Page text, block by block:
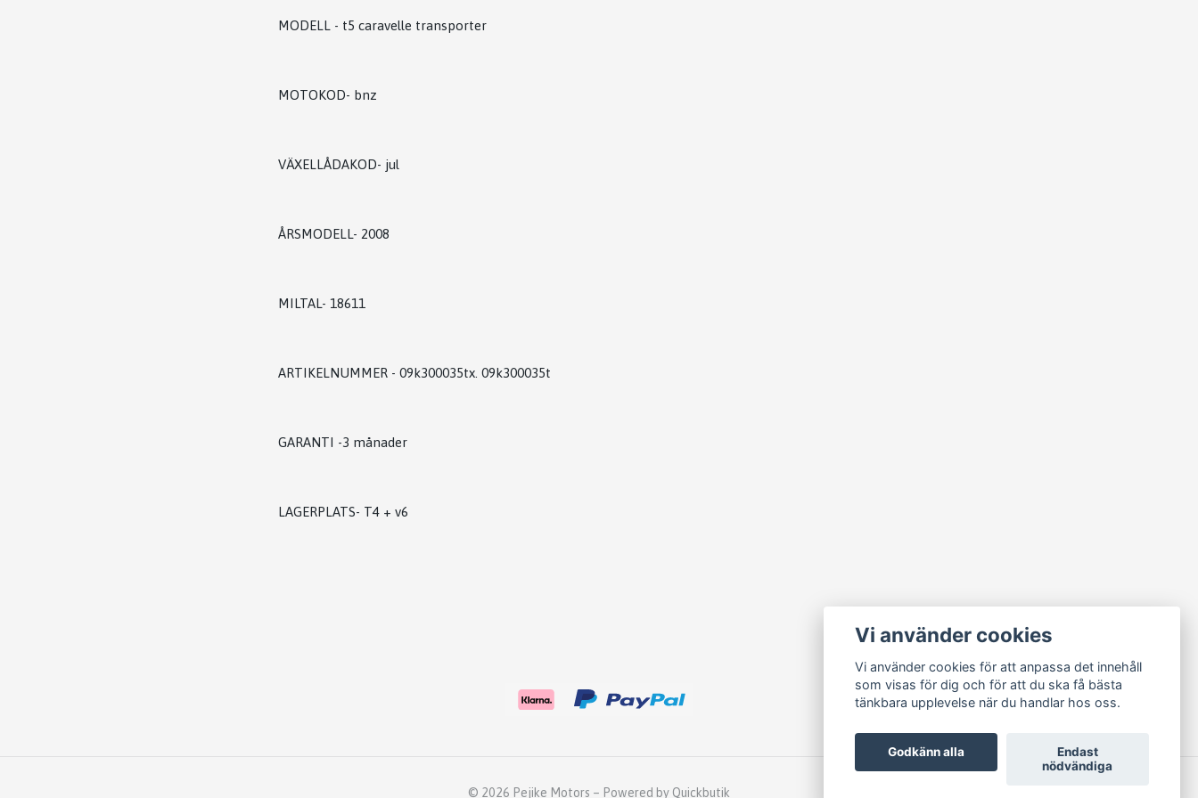
MODELL - t5 caravelle transporter
MOTOKOD- bnz
VÄXELLÅDAKOD- jul
ÅRSMODELL- 2008
MILTAL- 18611
ARTIKELNUMMER - 09k300035tx. 09k300035t
GARANTI -3 månader
LAGERPLATS- T4 + v6
© 2026 Pejike Motors – Powered by Quickbutik
Vi använder cookies
Vi använder cookies för att anpassa det innehåll
som visas för dig och för att du ska få bästa
tänkbara upplevelse när du handlar hos oss.
Godkänn alla
Endast
nödvändiga